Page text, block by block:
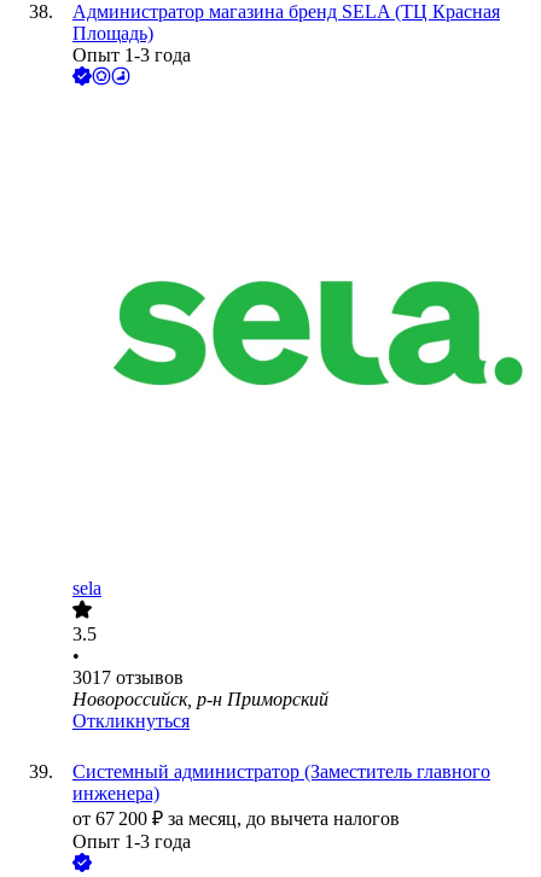
Администратор магазина бренд SELA (ТЦ Красная
Площадь)
Опыт 1-3 года
sela
3.5
•
3017 отзывов
Новороссийск, р-н Приморский
Откликнуться
Системный администратор (Заместитель главного
инженера)
от 67 200 ₽ за месяц, до вычета налогов
Опыт 1-3 года